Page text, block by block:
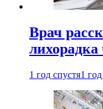
Врач
1 год спустя1